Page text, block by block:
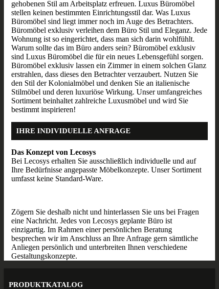
gehobenen Stil am Arbeitsplatz erfreuen. Luxus Büromöbel
stellen keinen bestimmten Einrichtungsstil dar. Was Luxus
Büromöbel sind liegt immer noch im Auge des Betrachters.
Büromöbel exklusiv verleihen dem Büro Stil und Eleganz. Jede
Wohnung ist so eingerichtet, dass man sich darin wohlfühlt.
Warum sollte das im Büro anders sein? Büromöbel exklusiv
sind Luxus Büromöbel die für ein neues Lebensgefühl sorgen.
Büromöbel exklusiv lassen ein Zimmer in einem solchen Glanz
erstrahlen, dass dieses den Betrachter verzaubert. Nutzen Sie
den Stil der Kolonialmöbel und denken Sie an italienische
Stilmöbel und deren luxuriöse Wirkung. Unser umfangreiches
Sortiment beinhaltet zahlreiche Luxusmöbel und wird Sie
bestimmt inspirieren!
IHRE INDIVIDUELLE ANFRAGE
Das Konzept von Lecosys
Bei Lecosys erhalten Sie ausschließlich individuelle und auf
Ihre Bedürfnisse angepasste Möbelkonzepte. Unser Sortiment
umfasst keine Standard-Ware.
Zögern Sie deshalb nicht und hinterlassen Sie uns bei Fragen
eine Nachricht. Jedes von Lecosys geplante Büro ist
einzigartig. Im Rahmen einer persönlichen Beratung
besprechen wir im Anschluss an Ihre Anfrage gern sämtliche
Anliegen persönlich und unterbreiten Ihnen verschiedene
Gestaltungskonzepte.
PRODUKTKATALOG